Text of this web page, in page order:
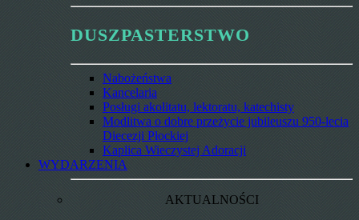
DUSZPASTERSTWO
Nabożeństwa
Kancelaria
Posługi akolitatu, lektoratu, katechisty
Modlitwa o dobre przeżycie jubileuszu 950-lecia
Diecezji Płockiej
Kaplica Wieczystej Adoracji
WYDARZENIA
AKTUALNOŚCI